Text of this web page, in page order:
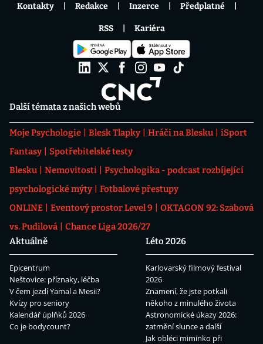
Další témata z našich webů
Moje Psychologie Blesk Tlapky Hráči na Blesku
iSport
Fantasy
Spotřebitelské testy
Blesku
Nemovitosti
Psychologika - podcast rozbíjející
psychologické mýty
Fotbalové přestupy
ONLINE
Eventový prostor Level 9
OKTAGON 92: Szabová
vs. Pudilová
Chance Liga 2026/27
Aktuálně
Epicentrum
Neštovice: příznaky, léčba
V čem jezdí Yamal a Mesii?
Kvízy pro seniory
Kalendář úplňků 2026
Co je bodycount?
Léto 2026
Karlovarský filmový festival
2026
Znamení, že jste potkali
někoho z minulého života
Astronomické úkazy 2026:
zatmění slunce a další
Jak obléci miminko při
Kontakty Redakce Inzerce Předplatné
RSS Kariéra